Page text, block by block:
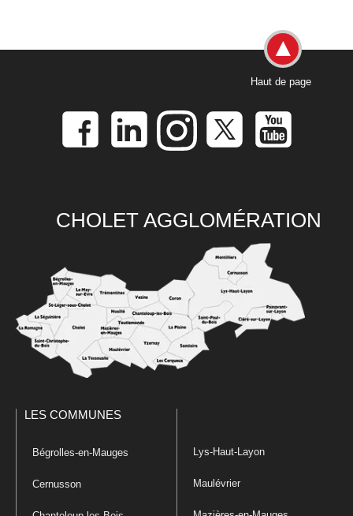
Haut de page
CHOLET AGGLOMÉRATION
LES COMMUNES
Bégrolles-en-Mauges
Cernusson
Lys-Haut-Layon
Maulévrier